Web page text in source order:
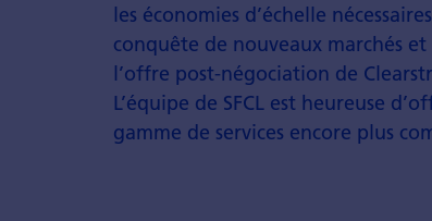
les économies d’échelle
conquête de nouveaux marchés
l’offre post-négociation de
L’équipe de SFCL est heureuse
gamme de services encore plus